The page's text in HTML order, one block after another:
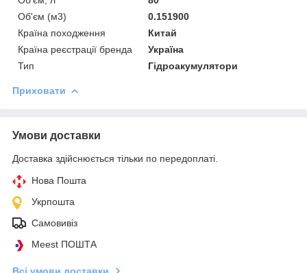
Об'єм (м3)
0.151900
Країна походження
Китай
Країна реєстрації бренда
Україна
Тип
Гідроакумулятори
Приховати
Умови доставки
Доставка здійснюється тільки по передоплаті.
Нова Пошта
Укрпошта
Самовивіз
Meest ПОШТА
Всі умови доставки